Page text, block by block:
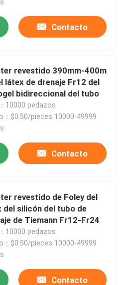
jeringuilla
Contacto
revestido 390mm-400m
látex de drenaje Fr12 del
bidireccional del tubo
10000 pedazos
：$0.50/pieces 10000-49999
Contacto
revestido de Foley del
del silicón del tubo de
de Tiemann Fr12-Fr24
10000 pedazos
：$0.50/pieces 10000-49999
Contacto